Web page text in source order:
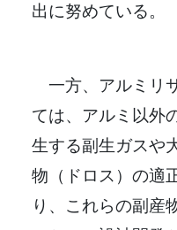
出に努めている。
一方、アルミリ
ては、アルミ以外
生する副生ガスや
物（ドロス）の適
り、これらの副産